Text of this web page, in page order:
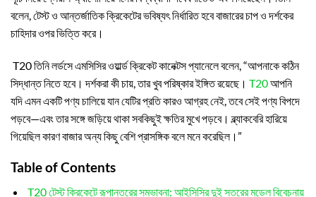
বলেন, টেস্ট ও আন্তর্জাতিক ক্রিকেটের ভবিষ্যৎ নির্ধারিত হবে বাজারের চাপ ও দর্শকের
চাহিদার ওপর ভিত্তি করে।
T20 তিনি লর্ডসে এমসিসির ওয়ার্ল্ড ক্রিকেট কানেক্টস প্যানেলে বলেন, “আপনাকে কঠিন
সিদ্ধান্ত নিতে হবে। দর্শকরা কী চায়, তার খুব পরিষ্কার ইঙ্গিত রয়েছে। T20আপনি
যদি এমন একটি পণ্য চালিয়ে যান যেটির প্রতি কারও আগ্রহ নেই, তবে সেই পণ্য বিপদে
পড়বে—এবং তার সঙ্গে জড়িয়ে থাকা সবকিছুই ক্ষতির মুখে পড়বে। ব্ল্যাকবেরি হারিয়ে
গিয়েছিল কারণ বাজার অন্য কিছু বেশি প্রাসঙ্গিক বলে মনে করেছিল।”
Table of Contents
T20 টেস্ট ক্রিকেটে রূপান্তরের সম্ভাবনা: আইসিসির দুই স্তরের মডেল বিবেচনায়